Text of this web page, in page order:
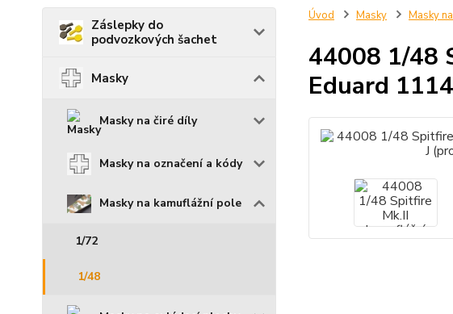
Záslepky do
podvozkových šachet
Masky
Masky na čiré díly
Masky na označení a kódy
Masky na kamuflážní pole
1/72
1/48
Úvod Masky Masky
44008 1/48
Eduard